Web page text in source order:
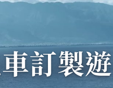
訂製遊